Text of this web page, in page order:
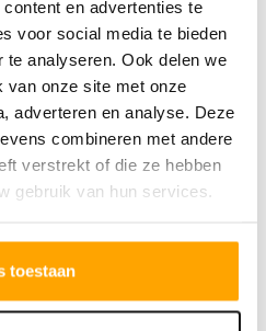
en advertenties te
voor social media te bieden
analyseren. Ook delen we
van onze site met onze
adverteren en analyse. Deze
combineren met andere
verstrekt of die ze hebben
gebruik van hun services.
toestaan